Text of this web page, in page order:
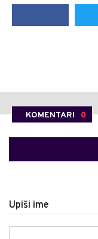
KOMENTARI 0
Upiši ime